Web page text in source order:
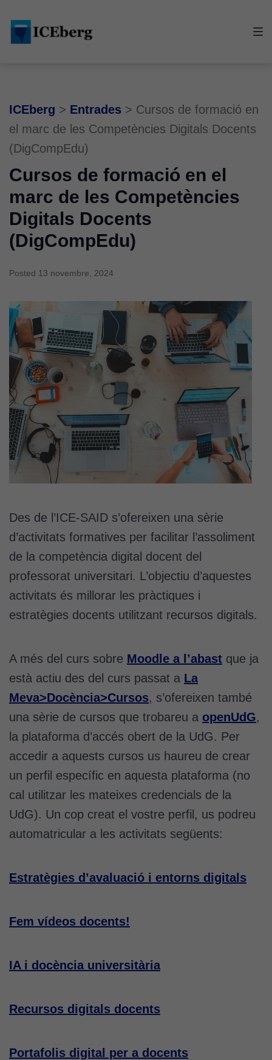
main
content
footer
ICEberg > Entrades > Cursos de formació en
el marc de les Competències Digitals Docents
(DigCompEdu)
Cursos de formació en el
marc de les Competències
Digitals Docents
(DigCompEdu)
Posted 13 novembre, 2024
Des de l’ICE-SAID s’ofereixen una sèrie
d’activitats formatives per facilitar l’assoliment
de la competència digital docent del
professorat universitari. L’objectiu d’aquestes
activitats és millorar les pràctiques i
estratègies docents utilitzant recursos digitals.
A més del curs sobre Moodle a l’abast que ja
està actiu des del curs passat a La
Meva>Docència>Cursos, s’ofereixen també
una sèrie de cursos que trobareu a openUdG,
la plataforma d’accés obert de la UdG. Per
accedir a aquests cursos us haureu de crear
un perfil específic en aquesta plataforma (no
cal utilitzar les mateixes credencials de la
UdG). Un cop creat el vostre perfil, us podreu
automatricular a les activitats següents:
Estratègies d’avaluació i entorns digitals
Fem vídeos docents!
IA i docència universitària
Recursos digitals docents
Portafolis digital per a docents